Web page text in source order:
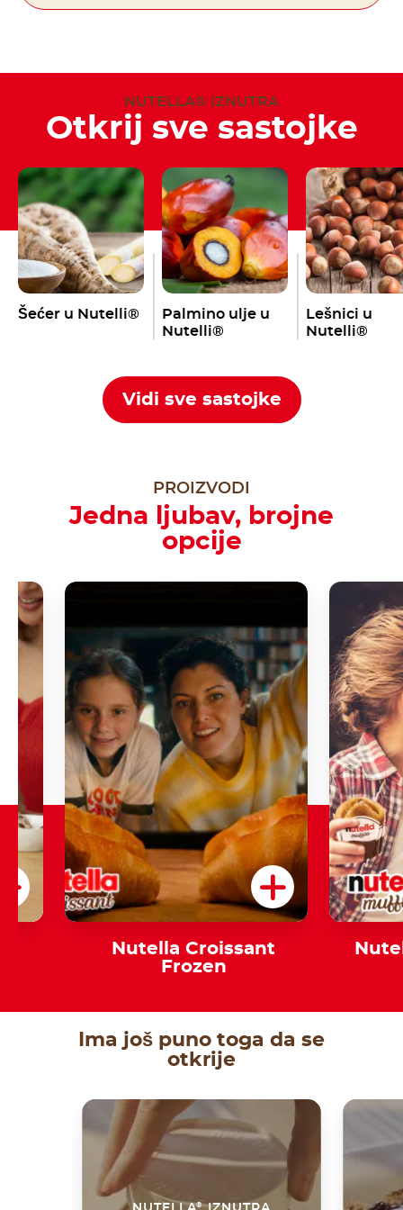
NUTELLA® IZNUTRA
Otkrij sve sastojke
Šećer u Nutelli®
Palmino ulje u
Nutelli®
Lešnici u
Nutelli®
Vidi sve sastojke
Nutella Croissant
Frozen
PROIZVODI
Jedna ljubav, brojne
opcije
Ima još puno toga da se
otkrije
®